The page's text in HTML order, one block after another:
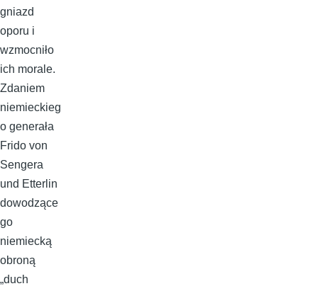
gniazd
oporu i
wzmocniło
ich morale.
Zdaniem
niemieckieg
o generała
Frido von
Sengera
und Etterlin
dowodzące
go
niemiecką
obroną
„duch